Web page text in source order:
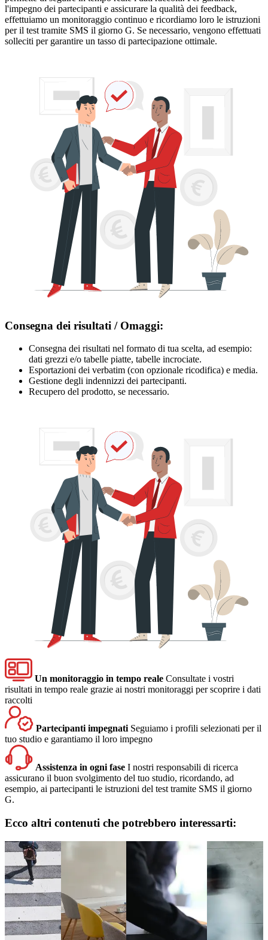
l'impegno dei partecipanti e assicurare la qualità dei feedback,
effettuiamo un monitoraggio continuo e ricordiamo loro le istruzioni
per il test tramite SMS il giorno G. Se necessario, vengono effettuati
solleciti per garantire un tasso di partecipazione ottimale.
Consegna dei risultati / Omaggi:
Consegna dei risultati nel formato di tua scelta, ad esempio:
dati grezzi e/o tabelle piatte, tabelle incrociate.
Esportazioni dei verbatim (con opzionale ricodifica) e media.
Gestione degli indennizzi dei partecipanti.
Recupero del prodotto, se necessario.
Un monitoraggio in tempo reale Consultate i vostri
risultati in tempo reale grazie ai nostri monitoraggi per scoprire i dati
raccolti
Partecipanti impegnati Seguiamo i profili selezionati per il
tuo studio e garantiamo il loro impegno
Assistenza in ogni fase I nostri responsabili di ricerca
assicurano il buon svolgimento del tuo studio, ricordando, ad
esempio, ai partecipanti le istruzioni del test tramite SMS il giorno
G.
Ecco altri contenuti che potrebbero interessarti: